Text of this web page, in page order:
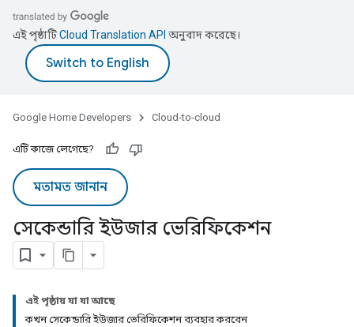
এই পৃষ্ঠাটিCloud Translation API অনুবাদ করেছে।
Google Home Developers Cloud-to-cloud
এটি কাজে লেগেছে?
মতামত জানান
সেকেন্ডারি ইউজার ভেরিফিকেশন
এই পৃষ্ঠায় যা যা আছে
কখন সেকেন্ডারি ইউজার ভেরিফিকেশন ব্যবহার করবেন